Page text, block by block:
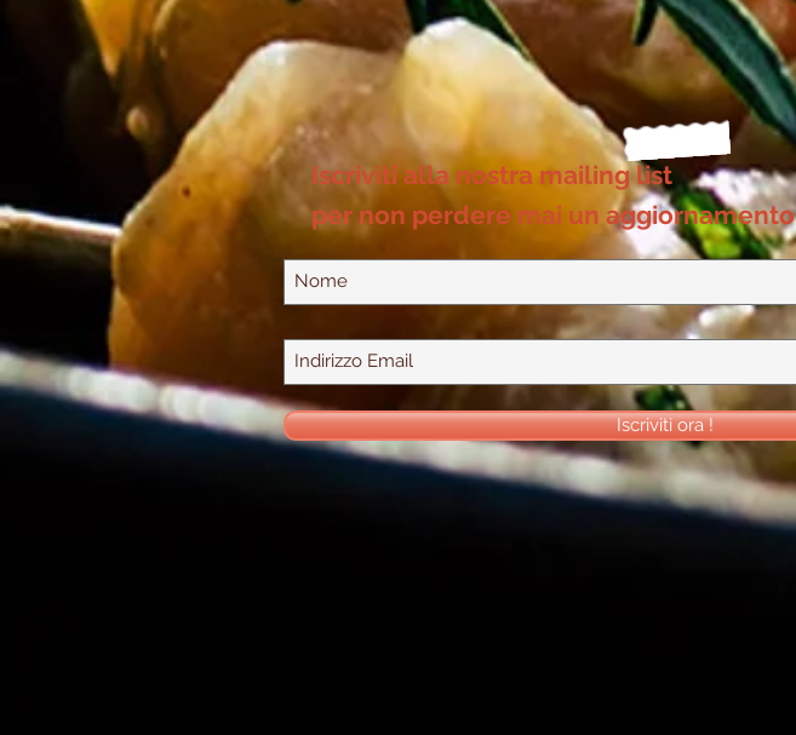
Iscriviti alla nostra mailing list
per non perdere mai un aggiornamento
Iscriviti ora !